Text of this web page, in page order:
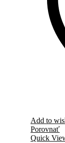
Add to
Porovnať
Quick